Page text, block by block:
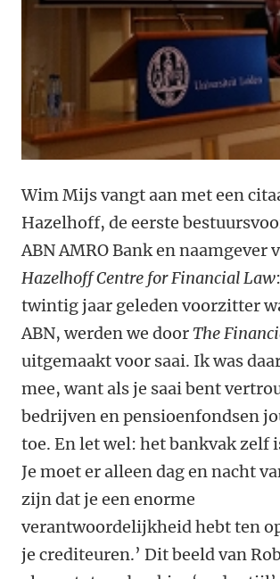
Wim Mijs vangt aan met een
Hazelhoff, de eerste
ABN AMRO Bank en naamgever
Hazelhoff Centre for Financial Law
twintig jaar geleden voorzitter
ABN, werden we doorThe
uitgemaakt voor saai. Ik was
mee, want als je saai bent
bedrijven en pensioenfondsen
toe. En let wel: het bankvak zelf
Je moet er alleen dag en nacht
zijn dat je een enorme
verantwoordelijkheid hebt ten
je crediteuren.’ Dit beeld van